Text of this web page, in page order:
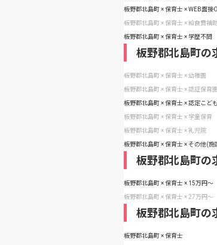
板野郡北島町 × 保育士 × WEB面接
板野郡北島町 × 保育士 × 給食費補
板野郡北島町 × 保育士 × 学歴不問
板野郡北島町の
板野郡北島町 × 保育士 × 幼稚園
板野郡北島町 × 保育士 × 認証保育園
板野郡北島町 × 保育士 × 認定こど
板野郡北島町 × 保育士 × 学童保育
板野郡北島町 × 保育士 × 乳児院
板野郡北島町 × 保育士 × その他(施
板野郡北島町の
板野郡北島町 × 保育士 × 15万円〜
板野郡北島町 × 保育士 × 27万円〜
板野郡北島町の
板野郡北島町 × 保育士